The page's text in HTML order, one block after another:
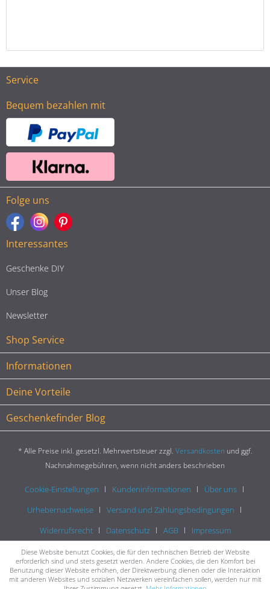
Service
Bequem bezahlen mit
Folge uns
Interessantes
Geschenke DIY
Unser Blog
Newsletter
Shop Service
Informationen
Deine Vorteile
Geschenkefinder Blog
* Alle Preise inkl. gesetzl. Mehrwertsteuer zzgl. Versandkosten und ggf.
Nachnahmegebühren, wenn nicht anders beschrieben
Cookie-Einstellungen Kundeninformationen
Über uns
Urhebernachweise
Versand und Zahlungsbedingungen
Widerrufsrecht
Datenschutz AGB Impressum
Diese Website benutzt Cookies, die für den technischen Betrieb der Website
erforderlich sind und stets gesetzt werden. Andere Cookies, die den Komfort bei
Benutzung dieser Website erhöhen, der Direktwerbung dienen oder die Interaktion
mit anderen Websites und sozialen Netzwerken vereinfachen sollen, werden nur mit